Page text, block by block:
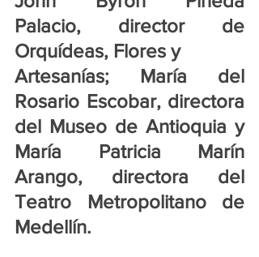
Palacio, director de
Orquídeas, Flores y
Artesanías; María del
Rosario Escobar, directora
del Museo de Antioquia y
María Patricia Marín
Arango, directora del
Teatro Metropolitano de
Medellín.